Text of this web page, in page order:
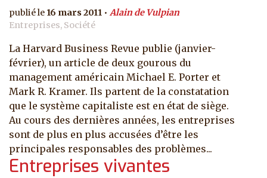
16 mars 2011
Alain de Vulpian
Entreprises, Société
La Harvard Business Revue publie (janvier-
février), un article de deux gourous du
management américain Michael E. Porter et
Mark R. Kramer. Ils partent de la constatation
que le système capitaliste est en état de siège.
Au cours des dernières années, les entreprises
sont de plus en plus accusées d’être les
principales responsables des problèmes...
Entreprises vivantes